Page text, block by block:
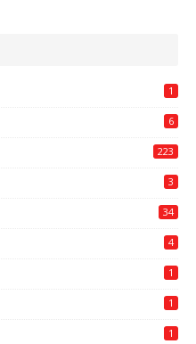
1
6
223
3
34
4
1
1
1